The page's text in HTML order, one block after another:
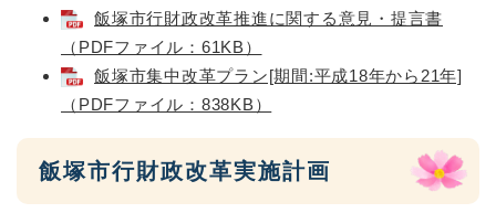
飯塚市行財政改革推進に関する意見・提言書
（PDFファイル：61KB）
飯塚市集中改革プラン[期間:平成18年から21年]
（PDFファイル：838KB）
飯塚市行財政改革実施計画